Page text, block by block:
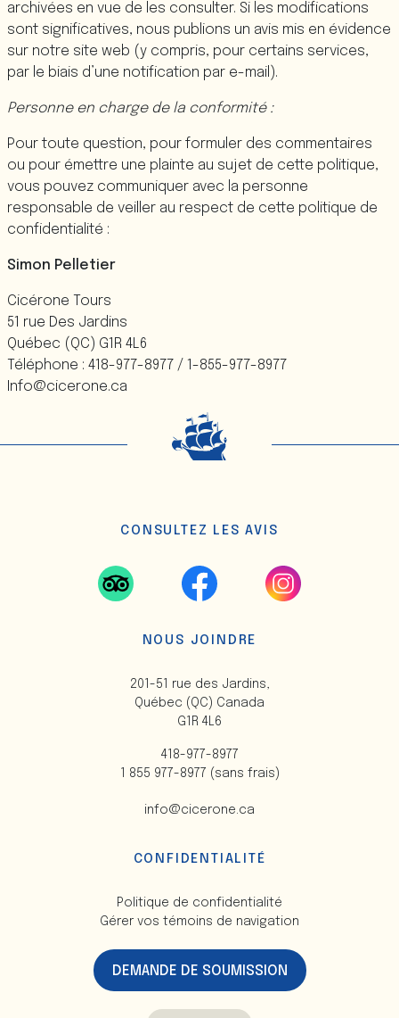
archivées en vue de les consulter. Si les modifications
sont significatives, nous publions un avis mis en évidence
sur notre site web (y compris, pour certains services,
par le biais d’une notification par e-mail).
Personne en charge de la conformité :
Pour toute question, pour formuler des commentaires
ou pour émettre une plainte au sujet de cette politique,
vous pouvez communiquer avec la personne
responsable de veiller au respect de cette politique de
confidentialité :
Simon Pelletier
Cicérone Tours
51 rue Des Jardins
Québec (QC) G1R 4L6
Téléphone : 418-977-8977 / 1-855-977-8977
Info@cicerone.ca
CONSULTEZ LES AVIS
NOUS JOINDRE
201-51 rue des Jardins,
Québec (QC) Canada
G1R 4L6
418-977-8977
1 855 977-8977 (sans frais)
info@cicerone.ca
CONFIDENTIALITÉ
Politique de confidentialité
Gérer vos témoins de navigation
DEMANDE DE SOUMISSION